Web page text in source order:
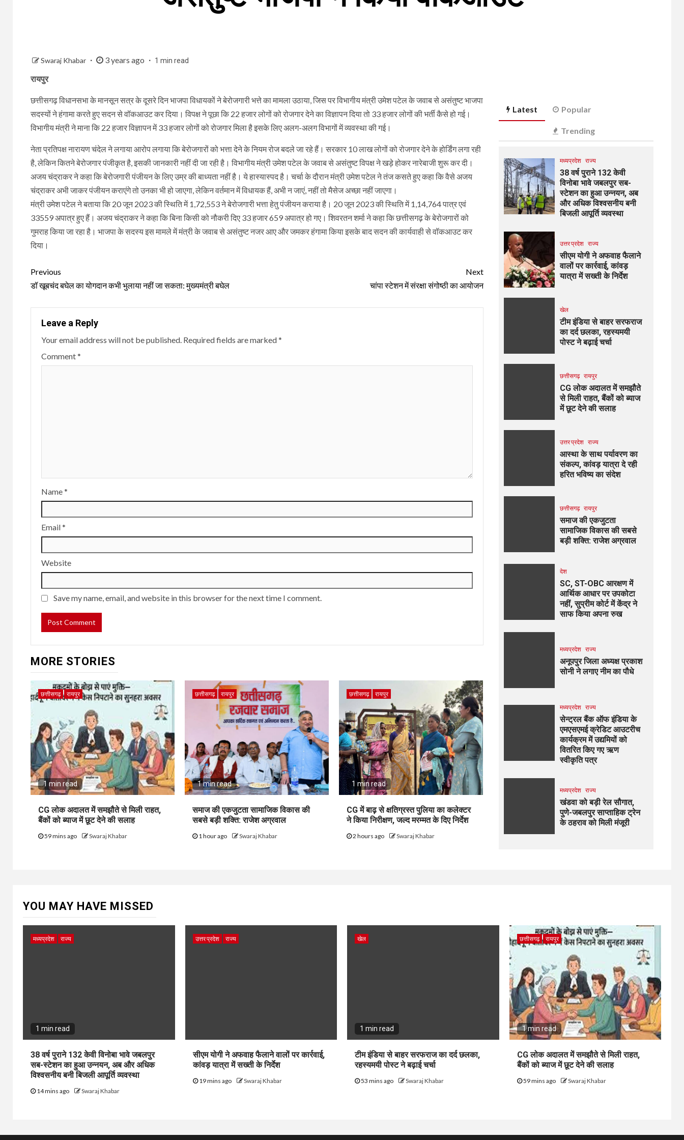
Swaraj Khabar 3 years ago 1 min read
रायपुर
छत्तीसगढ़ विधानसभा के मानसून सत्र के दूसरे दिन भाजपा विधायकों ने बेरोजगारी भत्ते का मामला उठाया, जिस पर विभागीय मंत्री उमेश पटेल के जवाब से असंतुष्ट भाजपा
सदस्यों ने हंगामा करते हुए सदन से वॉकआउट कर दिया। विपक्ष ने पूछा कि 22 हजार लोगों को रोजगार देने का विज्ञापन दिया तो 33 हजार लोगों की भर्ती कैसे हो गई।
विभागीय मंत्री ने माना कि 22 हजार विज्ञापन में 33 हजार लोगों को रोजगार मिला है इसके लिए अलग-अलग विभागों में व्यवस्था की गई।
नेता प्रतिपक्ष नारायण चंदेल ने लगाया आरोप लगाया कि बेरोजगारों को भत्ता देने के नियम रोज बदले जा रहे हैं। सरकार 10 लाख लोगों को रोजगार देने के होर्डिंग लगा रही
है, लेकिन कितने बेरोजगार पंजीकृत है, इसकी जानकारी नहीं दी जा रही है। विभागीय मंत्री उमेश पटेल के जवाब से असंतुष्ट विपक्ष ने खड़े होकर नारेबाजी शुरू कर दी।
अजय चंद्राकर ने कहा कि बेरोजगारी पंजीयन के लिए उम्र की बाध्यता नहीं है। ये हास्यास्पद है। चर्चा के दौरान मंत्री उमेश पटेल ने तंज कसते हुए कहा कि वैसे अजय
चंद्राकर अभी जाकर पंजीयन कराएंगे तो उनका भी हो जाएगा, लेकिन वर्तमान में विधायक हैं, अभी न जाएं, नहीं तो मैसेज अच्छा नहीं जाएगा।
मंत्री उमेश पटेल ने बताया कि 20 जून 2023 की स्थिति में 1,72,553 ने बेरोजगारी भत्ता हेतु पंजीयन कराया है। 20 जून 2023 की स्थिति में 1,14,764 पात्र एवं
33559 अपात्र हुए हैं। अजय चंद्राकर ने कहा कि बिना किसी को नौकरी दिए 33 हजार 659 अपात्र हो गए। शिवरतन शर्मा ने कहा कि छत्तीसगढ़ के बेरोजगारों को
गुमराह किया जा रहा है। भाजपा के सदस्य इस मामले में मंत्री के जवाब से असंतुष्ट नजर आए और जमकर हंगामा किया इसके बाद सदन की कार्यवाही से वॉकआउट कर
दिया।
Continue
Reading
Previous
डॉ खूबचंद बघेल का योगदान कभी भुलाया नहीं जा सकता: मुख्यमंत्री बघेल
Next
चांपा स्टेशन में संरक्षा संगोष्ठी का आयोजन
Leave a Reply
Your email address will not be published. Required fields are marked*
Comment*
Name*
Email*
Website
Save my name, email, and website in this browser for the next time I comment.
MORE STORIES
छत्तीसगढ़ रायपुर
1 min read
CG लोक अदालत में समझौते से मिली राहत,
बैंकों को ब्याज में छूट देने की सलाह
59 mins ago Swaraj Khabar
छत्तीसगढ़ रायपुर
1 min read
समाज की एकजुटता सामाजिक विकास की
सबसे बड़ी शक्ति: राजेश अग्रवाल
1 hour ago Swaraj Khabar
छत्तीसगढ़ रायपुर
1 min read
CG में बाढ़ से क्षतिग्रस्त पुलिया का कलेक्टर
ने किया निरीक्षण, जल्द मरम्मत के दिए निर्देश
2 hours ago Swaraj Khabar
Latest Popular
Trending
मध्यप्रदेश राज्य
38 वर्ष पुराने 132 केवी
विनोबा भावे जबलपुर सब-
स्टेशन का हुआ उन्नयन, अब
और अधिक विश्वसनीय बनी
बिजली आपूर्ति व्यवस्था
उत्तर प्रदेश राज्य
सीएम योगी ने अफवाह फैलाने
वालों पर कार्रवाई, कांवड़
यात्रा में सख्ती के निर्देश
खेल
टीम इंडिया से बाहर सरफराज
का दर्द छलका, रहस्यमयी
पोस्ट ने बढ़ाई चर्चा
छत्तीसगढ़ रायपुर
CG लोक अदालत में समझौते
से मिली राहत, बैंकों को ब्याज
में छूट देने की सलाह
उत्तर प्रदेश राज्य
आस्था के साथ पर्यावरण का
संकल्प, कांवड़ यात्रा दे रही
हरित भविष्य का संदेश
छत्तीसगढ़ रायपुर
समाज की एकजुटता
सामाजिक विकास की सबसे
बड़ी शक्ति: राजेश अग्रवाल
देश
SC, ST-OBC आरक्षण में
आर्थिक आधार पर उपकोटा
नहीं, सुप्रीम कोर्ट में केंद्र ने
साफ किया अपना रुख
मध्यप्रदेश राज्य
अनूपपुर जिला अध्यक्ष प्रकाश
सोनी ने लगाए नीम का पौधे
मध्यप्रदेश राज्य
सेन्ट्रल बैंक ऑफ इंडिया के
एमएसएमई क्रेडिट आउटरीच
कार्यक्रम में उद्यमियों को
वितरित किए गए ऋण
स्वीकृति पत्र
मध्यप्रदेश राज्य
खंडवा को बड़ी रेल सौगात,
पुणे-जबलपुर साप्ताहिक ट्रेन
के ठहराव को मिली मंजूरी
YOU MAY HAVE MISSED
मध्यप्रदेश राज्य
1 min read
38 वर्ष पुराने 132 केवी विनोबा भावे जबलपुर
सब-स्टेशन का हुआ उन्नयन, अब और अधिक
विश्वसनीय बनी बिजली आपूर्ति व्यवस्था
14 mins ago Swaraj Khabar
उत्तर प्रदेश राज्य
सीएम योगी ने अफवाह फैलाने वालों पर कार्रवाई,
कांवड़ यात्रा में सख्ती के निर्देश
19 mins ago Swaraj Khabar
खेल
1 min read
टीम इंडिया से बाहर सरफराज का दर्द छलका,
रहस्यमयी पोस्ट ने बढ़ाई चर्चा
53 mins ago Swaraj Khabar
छत्तीसगढ़ रायपुर
1 min read
CG लोक अदालत में समझौते से मिली राहत,
बैंकों को ब्याज में छूट देने की सलाह
59 mins ago Swaraj Khabar